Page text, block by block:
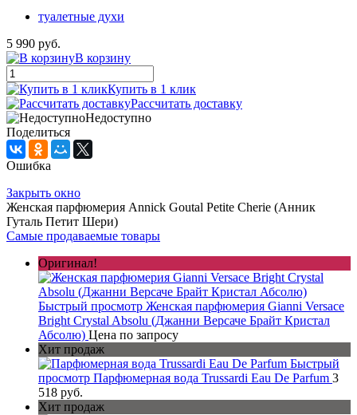
туалетные духи
5 990 руб.
В корзину
Купить в 1 клик
Рассчитать доставку
Недоступно
Поделиться
Ошибка
Закрыть окно
Женская парфюмерия Annick Goutal Petite Cherie (Анник
Гуталь Петит Шери)
Самые продаваемые товары
Оригинал!
Быстрый просмотр Женская парфюмерия Gianni Versace
Bright Crystal Absolu (Джанни Версаче Брайт Кристал
Абсолю) Цена по запросу
Хит продаж
Быстрый
просмотр Парфюмерная вода Trussardi Eau De Parfum 3
518 руб.
Хит продаж